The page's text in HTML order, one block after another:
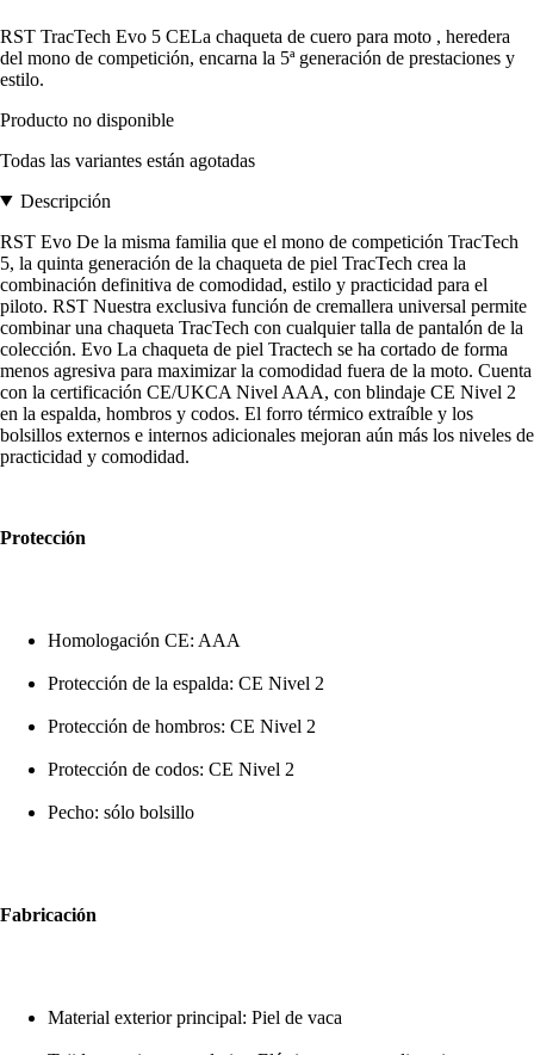
RST TracTech Evo 5 CELa chaqueta de cuero para moto , heredera
del mono de competición, encarna la 5ª generación de prestaciones y
estilo.
Producto no disponible
Todas las variantes están agotadas
Descripción
RST Evo De la misma familia que el mono de competición TracTech
5, la quinta generación de la chaqueta de piel TracTech crea la
combinación definitiva de comodidad, estilo y practicidad para el
piloto. RST Nuestra exclusiva función de cremallera universal permite
combinar una chaqueta TracTech con cualquier talla de pantalón de la
colección. Evo La chaqueta de piel Tractech se ha cortado de forma
menos agresiva para maximizar la comodidad fuera de la moto. Cuenta
con la certificación CE/UKCA Nivel AAA, con blindaje CE Nivel 2
en la espalda, hombros y codos. El forro térmico extraíble y los
bolsillos externos e internos adicionales mejoran aún más los niveles de
practicidad y comodidad.
Protección
Homologación CE: AAA
Protección de la espalda: CE Nivel 2
Protección de hombros: CE Nivel 2
Protección de codos: CE Nivel 2
Pecho: sólo bolsillo
Fabricación
Material exterior principal: Piel de vaca